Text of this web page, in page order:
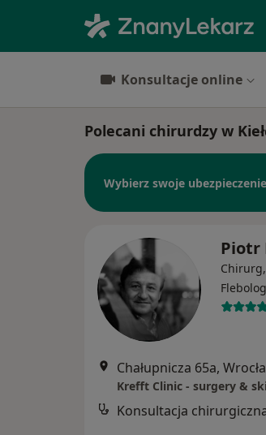
Konsultacje online
Polecani chirurdzy w
Wybierz swoje ubezpieczenie
Piotr
Flebolog
Chałupnicza 65a,
Krefft Clinic - surgery &
Konsultacja